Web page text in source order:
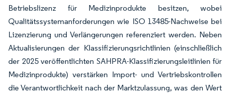
Betriebslizenz für Medizinprodukte besitzen, wobei
Qualitätssystemanforderungen wie ISO 13485-Nachweise bei
Lizenzierung und Verlängerungen referenziert werden. Neben
Aktualisierungen der Klassifizierungsrichtlinien (einschließlich
der 2025 veröffentlichten SAHPRA-Klassifizierungsleitlinien für
Medizinprodukte) verstärken Import- und Vertriebskontrollen
die Verantwortlichkeit nach der Marktzulassung, was den Wert